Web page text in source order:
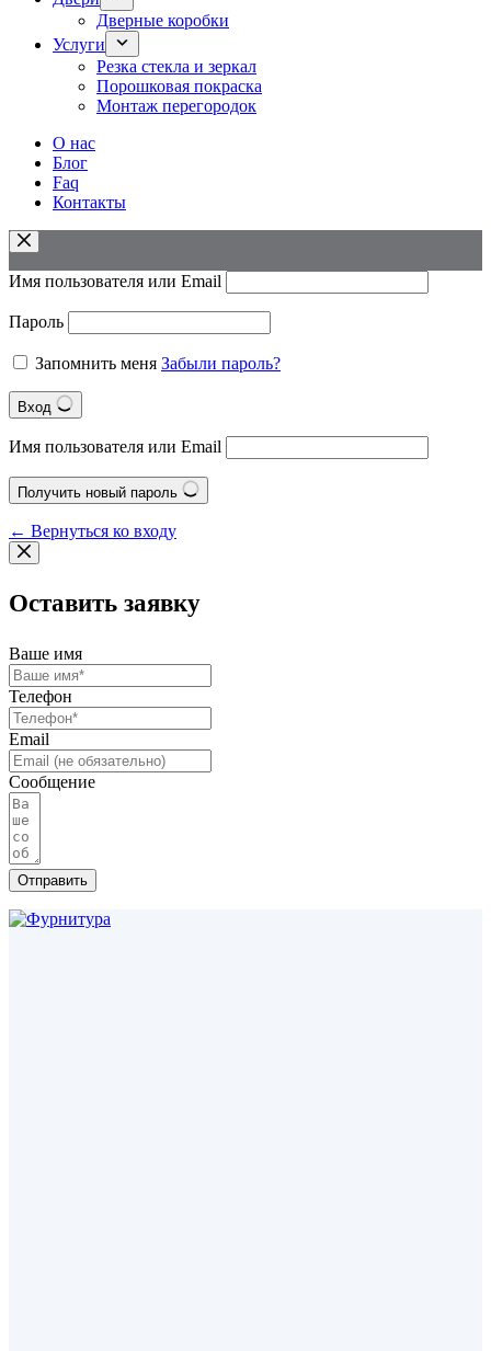
Дверные коробки
Услуги
Резка стекла и зеркал
Порошковая покраска
Монтаж перегородок
О нас
Блог
Faq
Контакты
Имя пользователя или Email
Пароль
Запомнить меня Забыли пароль?
Вход
Имя пользователя или Email
Получить новый пароль
← Вернуться ко входу
Оставить заявку
Ваше имя
Телефон
Email
Сообщение
Отправить